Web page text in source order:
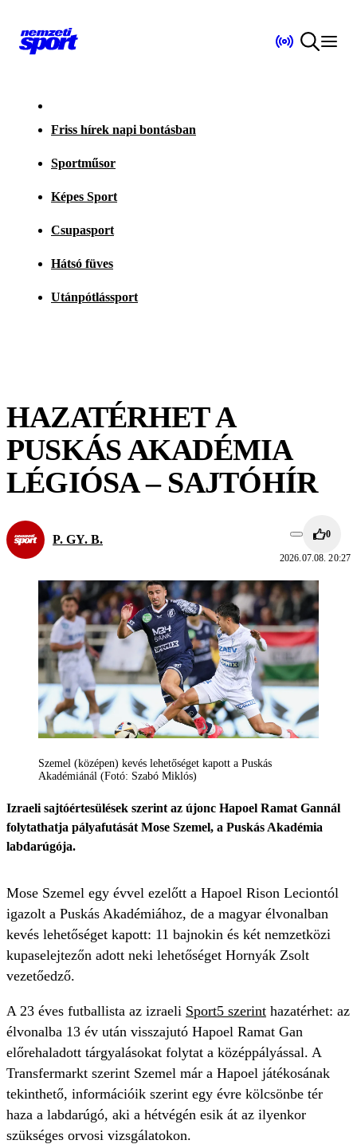
Friss hírek napi bontásban
Sportműsor
Képes Sport
Csupasport
Hátsó füves
Utánpótlássport
HAZATÉRHET A
PUSKÁS AKADÉMIA
LÉGIÓSA – SAJTÓHÍR
P. GY. B. 0
2026.07.08. 20:27
Szemel (középen) kevés lehetőséget kapott a Puskás
Akadémiánál (Fotó: Szabó Miklós)
Izraeli sajtóértesülések szerint az újonc Hapoel Ramat Gannál
folytathatja pályafutását Mose Szemel, a Puskás Akadémia
labdarúgója.
Mose Szemel egy évvel ezelőtt a Hapoel Rison Leciontól
igazolt a Puskás Akadémiához, de a magyar élvonalban
kevés lehetőséget kapott: 11 bajnokin és két nemzetközi
kupaselejtezőn adott neki lehetőséget Hornyák Zsolt
vezetőedző.
A 23 éves futballista az izraeli Sport5 szerint hazatérhet: az
élvonalba 13 év után visszajutó Hapoel Ramat Gan
előrehaladott tárgyalásokat folytat a középpályással. A
Transfermarkt szerint Szemel már a Hapoel játékosának
tekinthető, információik szerint egy évre kölcsönbe tér
haza a labdarúgó, aki a hétvégén esik át az ilyenkor
szükséges orvosi vizsgálatokon.